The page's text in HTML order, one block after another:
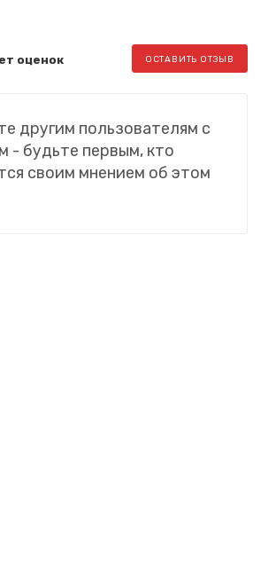
оценок ОСТАВИТЬ ОТЗЫВ
другим пользователям с
- будьте первым, кто
своим мнением об этом